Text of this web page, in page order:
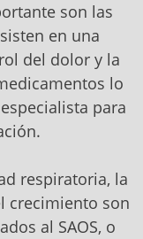
son las
en una
del dolor y la
lo
para
respiratoria, la
crecimiento son
al SAOS, o